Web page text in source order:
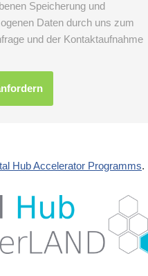
Speicherung und
Daten durch uns zum
und der Kontaktaufnahme
Hub Accelerator Programms.